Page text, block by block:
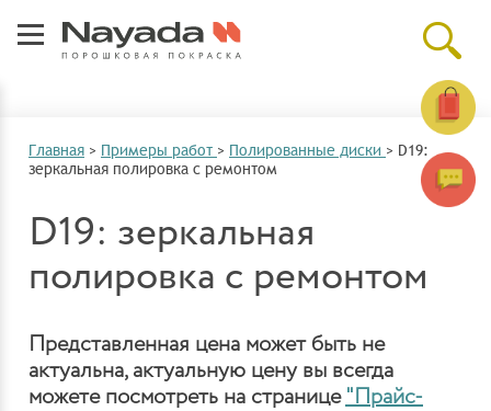
Главная > Примеры работ > Полированные диски > D19:
зеркальная полировка с ремонтом
D19: зеркальная
полировка с ремонтом
Представленная цена может быть не
актуальна, актуальную цену вы всегда
можете посмотреть на странице "Прайс-